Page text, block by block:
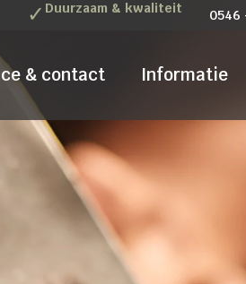
✓ Duurzaam & kwaliteit 0546
& contact Informatie